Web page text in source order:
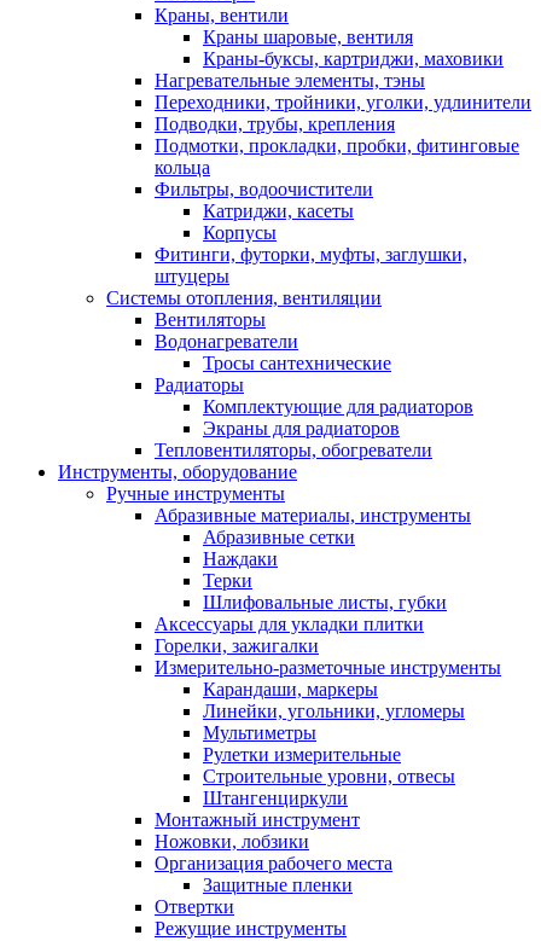
Краны, вентили
Краны шаровые, вентиля
Краны-буксы, картриджи, маховики
Нагревательные элементы, тэны
Переходники, тройники, уголки, удлинители
Подводки, трубы, крепления
Подмотки, прокладки, пробки, фитинговые
кольца
Фильтры, водоочистители
Катриджи, касеты
Корпусы
Фитинги, футорки, муфты, заглушки,
штуцеры
Системы отопления, вентиляции
Вентиляторы
Водонагреватели
Тросы сантехнические
Радиаторы
Комплектующие для радиаторов
Экраны для радиаторов
Тепловентиляторы, обогреватели
Инструменты, оборудование
Ручные инструменты
Абразивные материалы, инструменты
Абразивные сетки
Наждаки
Терки
Шлифовальные листы, губки
Аксессуары для укладки плитки
Горелки, зажигалки
Измерительно-разметочные инструменты
Карандаши, маркеры
Линейки, угольники, угломеры
Мультиметры
Рулетки измерительные
Строительные уровни, отвесы
Штангенциркули
Монтажный инструмент
Ножовки, лобзики
Организация рабочего места
Защитные пленки
Отвертки
Режущие инструменты